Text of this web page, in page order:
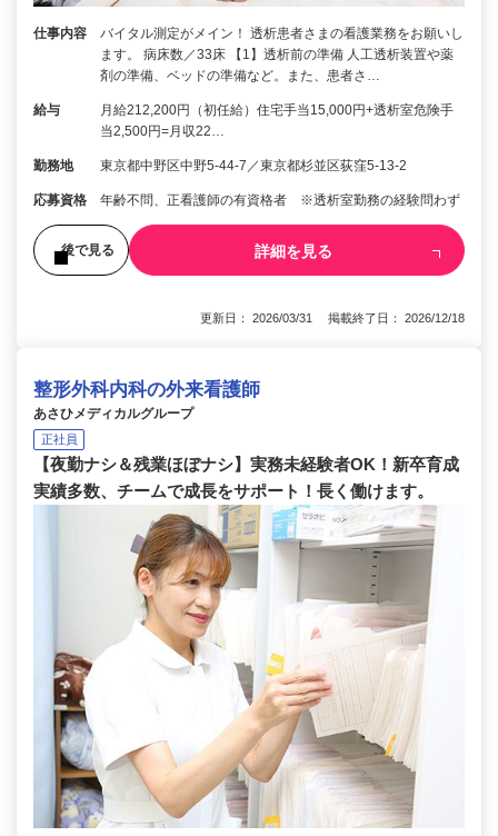
仕事内容
バイタル測定がメイン！ 透析患者さまの看護業務をお願いし
ます。 病床数／33床 【1】透析前の準備 人工透析装置や薬
剤の準備、ベッドの準備など。また、患者さ…
給与
月給212,200円（初任給）住宅手当15,000円+透析室危険手
当2,500円=月収22…
勤務地 東京都中野区中野5-44-7／東京都杉並区荻窪5-13-2
応募資格 年齢不問、正看護師の有資格者 ※透析室勤務の経験問わず
後で見る 詳細を見る
更新日： 2026/03/31 掲載終了日： 2026/12/18
整形外科内科の外来看護師
あさひメディカルグループ
正社員
【夜勤ナシ＆残業ほぼナシ】実務未経験者OK！新卒育成
実績多数、チームで成長をサポート！長く働けます。